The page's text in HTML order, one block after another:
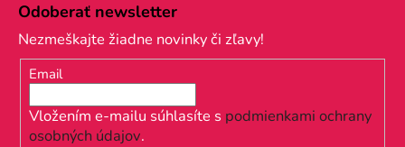
Odoberať newsletter
Nezmeškajte žiadne novinky či zľavy!
Email
Vložením e-mailu súhlasíte s podmienkami ochrany
osobných údajov.